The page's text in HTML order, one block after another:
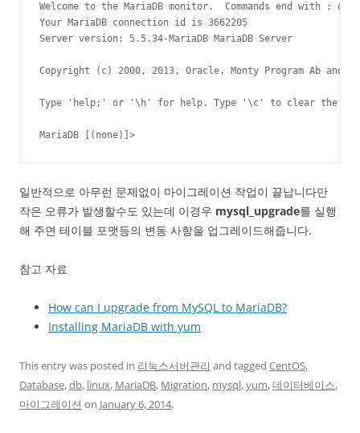
Welcome to the MariaDB monitor.  Commands end with ; or
Your MariaDB connection id is 3662205
Server version: 5.5.34-MariaDB MariaDB Server
Copyright (c) 2000, 2013, Oracle, Monty Program Ab and
Type 'help;' or '\h' for help. Type '\c' to clear the
MariaDB [(none)]>
일반적으로 아무런 문제없이 마이그레이션 작업이 끝납니다만
작은 오류가 발생할수도 있는데 이경우 mysql_upgrade를 실행
해 주면 테이블 포맷등의 변동 사항을 업그레이드해줍니다.
참고 자료
How can I upgrade from MySQL to MariaDB?
Installing MariaDB with yum
This entry was posted in 리눅스서버관리 and tagged CentOS,
Database,db, linux, MariaDB, Migration, mysql,yum,데이터베이스,
마이그레이션 on January 6, 2014.